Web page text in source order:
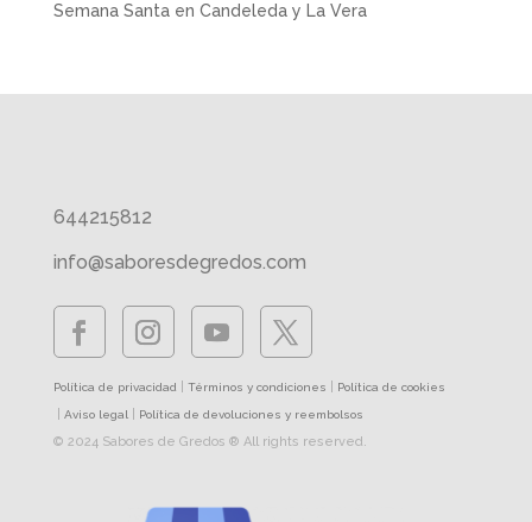
Semana Santa en Candeleda y La Vera
644215812
info@saboresdegredos.com
Política de privacidad Términos y condiciones Política de cookies
Aviso legal| Política de devoluciones y reembolsos
© 2024 Sabores de Gredos ® All rights reserved.